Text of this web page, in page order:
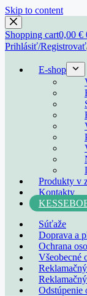
Skip to content
Shopping cart0,00 €
Prihlásiť/Registrovať
E-shop
Produkty v
Kontakty
Súťaže
Doprava a
Ochrana
Všeobecné
Odstúpenie